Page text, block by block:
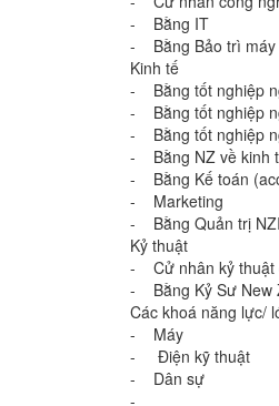
- Bằng IT
- Bằng Bảo trì máy
Kinh tế
- Bằng tốt nghiệp
- Bằng tốt nghiệp
- Bằng tốt nghiệp
- Bằng NZ về kinh
- Bằng Kế toán
- Marketing
- Bằng Quản trị
Kỷ thuật
- Cử nhân kỷ thuật
- Bằng Kỷ Sư New
Các khoá năng lực/
- Máy
- Điện kỹ thuật
- Dân sự
-